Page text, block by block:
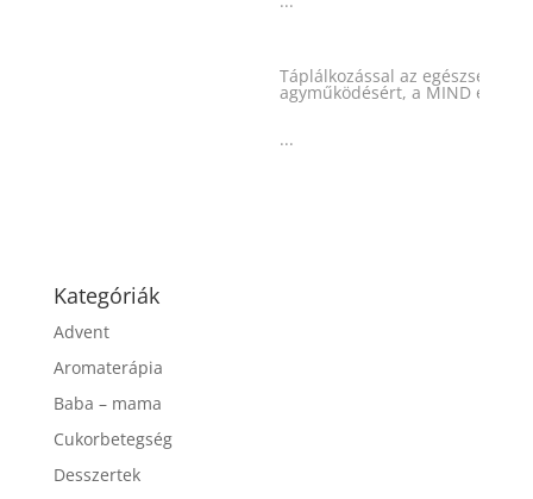
agyműködésért, a MIND étrend
Kategóriák